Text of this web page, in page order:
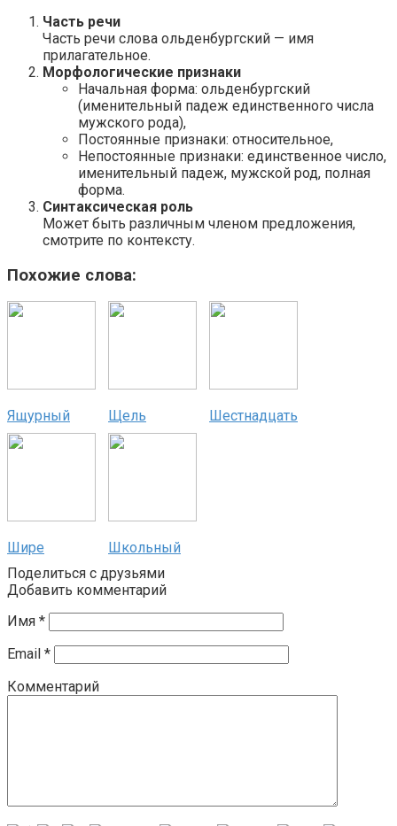
Часть речи
Часть речи слова ольденбургский — имя
прилагательное.
Морфологические признаки
Начальная форма: ольденбургский
(именительный падеж единственного числа
мужского рода),
Постоянные признаки: относительное,
Непостоянные признаки: единственное число,
именительный падеж, мужской род, полная
форма.
Синтаксическая роль
Может быть различным членом предложения,
смотрите по контексту.
Похожие слова:
Ящурный Щель Шестнадцать
Шире
Школьный
Поделиться с друзьями
Добавить комментарий
Имя *
Email *
Комментарий